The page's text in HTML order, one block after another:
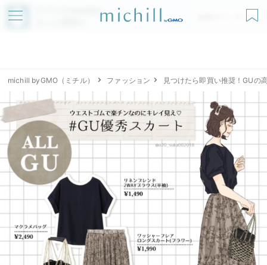
アプリでmichillが
無料ダウンロード
michill byGMO（ミチル） ファッション 見つけたら即買い推奨！GUの